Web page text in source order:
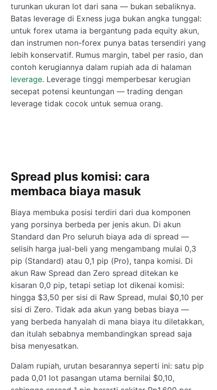
turunkan ukuran lot dari sana — bukan sebaliknya.
Batas leverage di Exness juga bukan angka tunggal:
untuk forex utama ia bergantung pada equity akun,
dan instrumen non-forex punya batas tersendiri yang
lebih konservatif. Rumus margin, tabel per rasio, dan
contoh kerugiannya dalam rupiah ada di halaman
leverage. Leverage tinggi memperbesar kerugian
secepat potensi keuntungan — trading dengan
leverage tidak cocok untuk semua orang.
Spread plus komisi: cara
membaca biaya masuk
Biaya membuka posisi terdiri dari dua komponen
yang porsinya berbeda per jenis akun. Di akun
Standard dan Pro seluruh biaya ada di spread —
selisih harga jual-beli yang mengambang mulai 0,3
pip (Standard) atau 0,1 pip (Pro), tanpa komisi. Di
akun Raw Spread dan Zero spread ditekan ke
kisaran 0,0 pip, tetapi setiap lot dikenai komisi:
hingga $3,50 per sisi di Raw Spread, mulai $0,10 per
sisi di Zero. Tidak ada akun yang bebas biaya —
yang berbeda hanyalah di mana biaya itu diletakkan,
dan itulah sebabnya membandingkan spread saja
bisa menyesatkan.
Dalam rupiah, urutan besarannya seperti ini: satu pip
pada 0,01 lot pasangan utama bernilai $0,10,